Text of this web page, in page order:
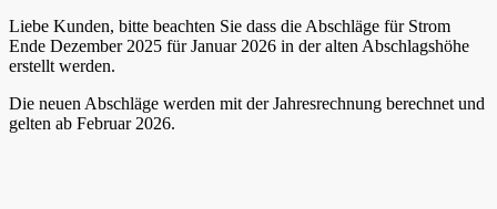
Liebe Kunden, bitte beachten Sie dass die Abschläge für Strom
Ende Dezember 2025 für Januar 2026 in der alten Abschlagshöhe
erstellt werden.
Die neuen Abschläge werden mit der Jahresrechnung berechnet und
gelten ab Februar 2026.